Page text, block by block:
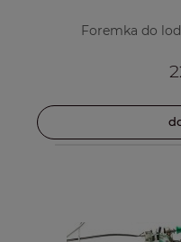
Foremka do